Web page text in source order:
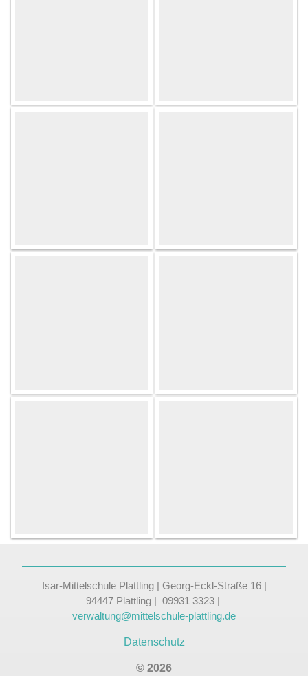
Isar-Mittelschule Plattling | Georg-Eckl-Straße 16 |
94447 Plattling | 09931 3323 |
verwaltung@mittelschule-plattling.de
Datenschutz
© 2026